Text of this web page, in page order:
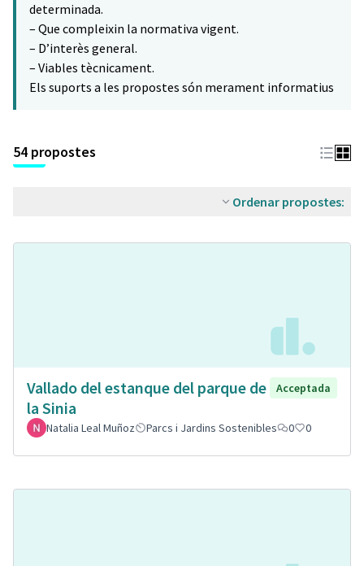
determinada.
– Que compleixin la normativa vigent.
– D’interès general.
– Viables tècnicament.
Els suports a les propostes són merament informatius
54 propostes
Ordenar propostes:
Vallado del estanque del parque de
la Sinia
Acceptada
Natalia Leal Muñoz Parcs i Jardins Sostenibles 0 0